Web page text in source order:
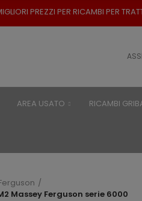
PER TRATTORI - SPEDIZIONE
AREA USATO RICAMBI
Massey Ferguson serie 6000